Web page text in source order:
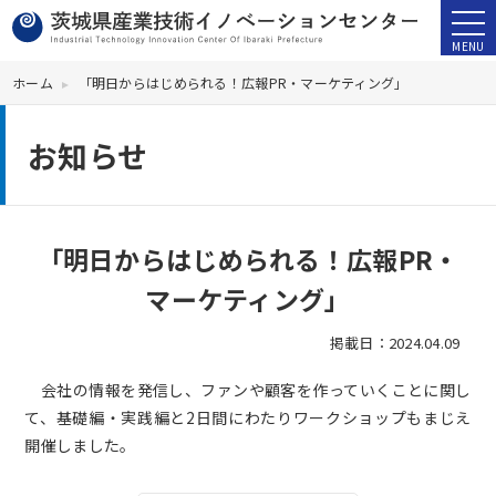
ホーム 「明日からはじめられる！広報PR・マーケティング」
お知らせ
「明日からはじめられる！広報PR・
マーケティング」
掲載日：2024.04.09
会社の情報を発信し、ファンや顧客を作っていくことに関し
て、基礎編・実践編と2日間にわたりワークショップもまじえ
開催しました。